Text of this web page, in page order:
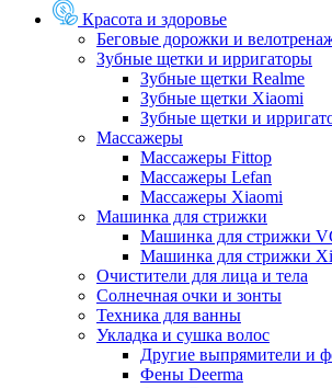
Красота и здоровье
Беговые дорожки и
Зубные щетки и ирригаторы
Зубные щетки Realme
Зубные щетки Xiaomi
Зубные щетки и
Массажеры
Массажеры Fittop
Массажеры Lefan
Массажеры Xiaomi
Машинка для стрижки
Машинка для стрижки
Машинка для стрижки
Очистители для лица и тела
Солнечная очки и зонты
Техника для ванны
Укладка и сушка волос
Другие выпрямители и
Фены Deerma